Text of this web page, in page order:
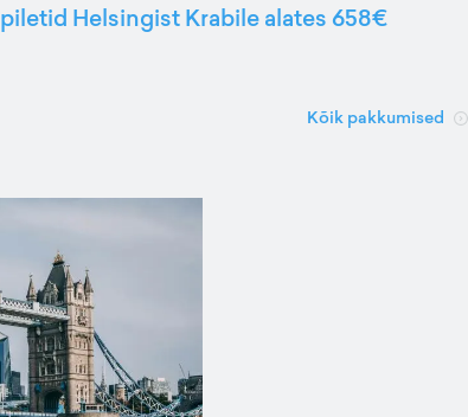
Helsingist Krabile alates 658€
Kõik pakkumised